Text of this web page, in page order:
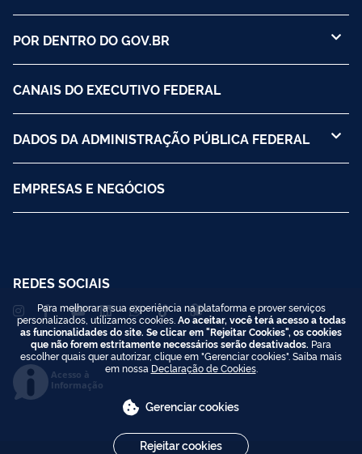
POR DENTRO DO GOV.BR
CANAIS DO EXECUTIVO FEDERAL
DADOS DA ADMINISTRAÇÃO PÚBLICA FEDERAL
EMPRESAS E NEGÓCIOS
REDES SOCIAIS
Acesso à
Informação
Para melhorar a sua experiência na plataforma e prover serviços
personalizados, utilizamos cookies. Ao aceitar, você terá acesso a todas
as funcionalidades do site. Se clicar em "Rejeitar Cookies", os cookies
que não forem estritamente necessários serão desativados. Para
escolher quais quer autorizar, clique em "Gerenciar cookies". Saiba mais
em nossa Declaração de Cookies.
Gerenciar cookies
Rejeitar cookies